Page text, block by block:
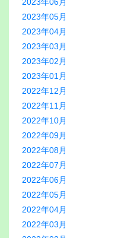
2023年06月
2023年05月
2023年04月
2023年03月
2023年02月
2023年01月
2022年12月
2022年11月
2022年10月
2022年09月
2022年08月
2022年07月
2022年06月
2022年05月
2022年04月
2022年03月